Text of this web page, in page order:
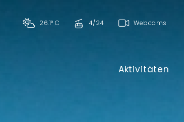
26.1° C 4/24 Webcams
Aktivitäten